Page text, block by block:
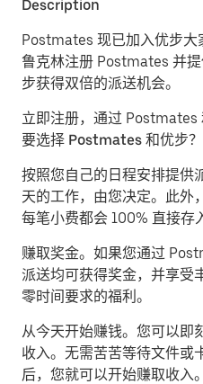
Description
Postmates 现已加入优步大
鲁克林注册 Postmates 并
步获得双倍的派送机会。
立即注册，通过 Postmates
要选择 Postmates 和优步？
按照您自己的日程安排提供
天的工作，由您决定。此外
每笔小费都会 100% 直接存
赚取奖金。 如果您通过
派送均可获得奖金，并享受
零时间要求的福利。
从今天开始赚钱。 您可以即
收入。无需苦苦等待文件
后，您就可以开始赚取收入。